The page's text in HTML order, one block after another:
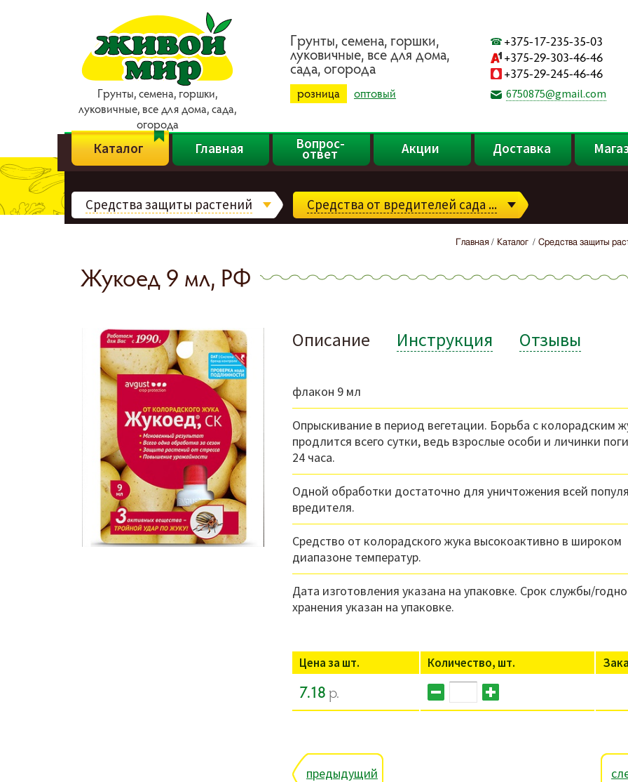
Гpyнты, ceмeнa, гopшки,
лyкoвичныe, вce для дoмa, caдa,
oгopoдa
Гpyнты, ceмeнa, гopшки,
лyкoвичныe, вce для дoмa,
caдa, oгopoдa
розница оптовый
+375-17-235-35-03
+375-29-303-46-46
+375-29-245-46-46
6750875@gmail.com
Каталог Главная Вопрос-
ответ Акции Доставка
Средства защиты растений Средства от вредителей сада ...
Главная Каталог Средства защиты
Жукоед 9 мл, РФ
Описание Инструкция Отзывы
флакон 9 мл
Опрыскивание в период вегетации. Борьба с колорадским
продлится всего сутки, ведь взрослые особи и личинки
24 часа.
Одной обработки достаточно для уничтожения всей
вредителя.
Средство от колорадского жука высокоактивно в широком
диапазоне температур.
Дата изготовления указана на упаковке. Срок службы/
хранения указан на упаковке.
Цена за шт. Количество, шт.
7.18 р.
предыдущий